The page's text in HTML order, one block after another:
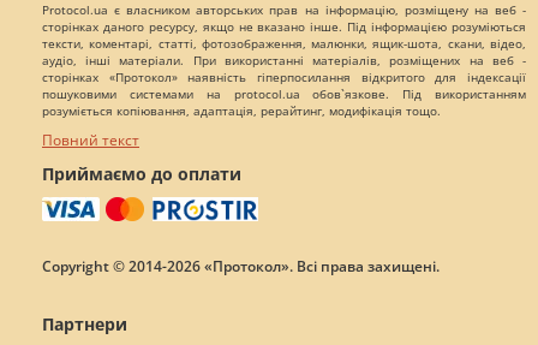
Protocol.ua є власником авторських прав на інформацію, розміщену на веб -
сторінках даного ресурсу, якщо не вказано інше. Під інформацією розуміються
тексти, коментарі, статті, фотозображення, малюнки, ящик-шота, скани, відео,
аудіо, інші матеріали. При використанні матеріалів, розміщених на веб -
сторінках «Протокол» наявність гіперпосилання відкритого для індексації
пошуковими системами на protocol.ua обов`язкове. Під використанням
розуміється копіювання, адаптація, рерайтинг, модифікація тощо.
Повний текст
Приймаємо до оплати
Copyright © 2014-2026 «Протокол». Всі права захищені.
Партнери